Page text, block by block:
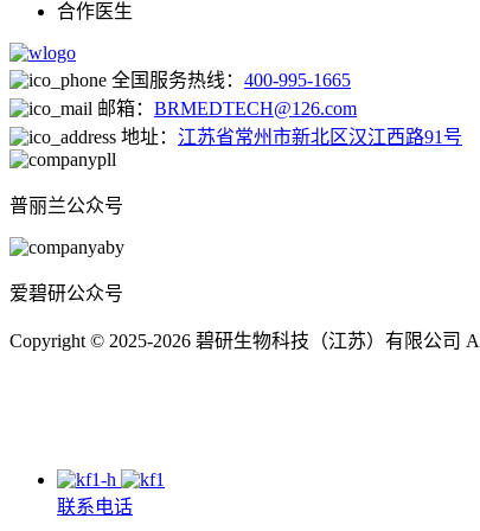
合作医生
全国服务热线： 400-995-1665
邮箱： BRMEDTECH@126.com
地址： 江苏省常州市新北区汉江西路91号
普丽兰公众号
爱碧研公众号
Copyright © 2025-2026 碧研生物科技（江苏）有限公司
联系电话